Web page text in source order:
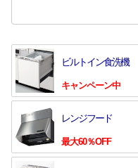
ビルトイン食洗機
キャンペーン中
レンジフード
最大60％OFF